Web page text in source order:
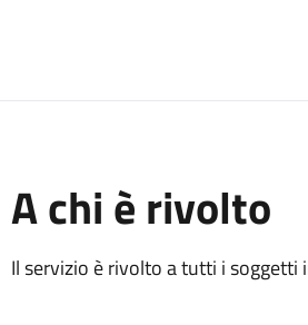
A chi è rivolto
Il servizio è rivolto a tutti i soggetti